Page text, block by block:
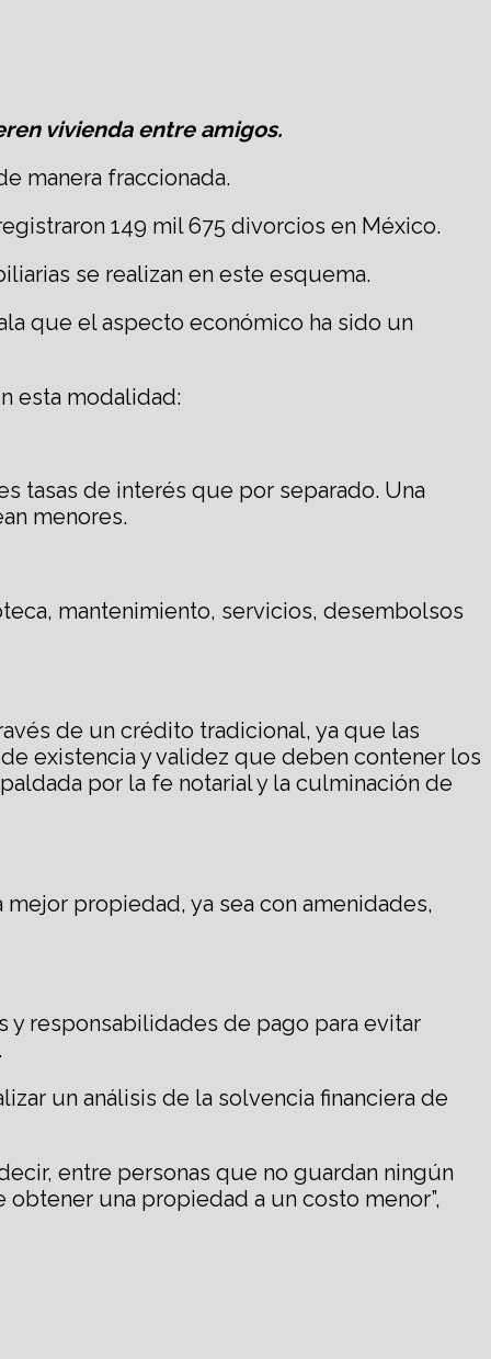
vivienda entre amigos.
manera fraccionada.
149 mil 675 divorcios en México.
se realizan en este esquema.
que el aspecto económico ha sido un
esta modalidad:
tasas de interés que por separado. Una
menores.
mantenimiento, servicios, desembolsos
de un crédito tradicional, ya que las
existencia y validez que deben contener los
por la fe notarial y la culminación de
propiedad, ya sea con amenidades,
responsabilidades de pago para evitar
un análisis de la solvencia financiera de
entre personas que no guardan ningún
una propiedad a un costo menor”,